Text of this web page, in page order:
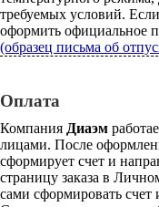
требуемых условий.
оформить официальное
(образец письма об
Оплата
Компания Диаэм
лицами. После
сформирует счет и
страницу заказа в
сами сформировать счет